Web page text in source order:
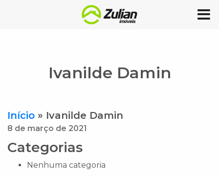
Ivanilde Damin
Início » Ivanilde Damin
8 de março de 2021
Categorias
Nenhuma categoria